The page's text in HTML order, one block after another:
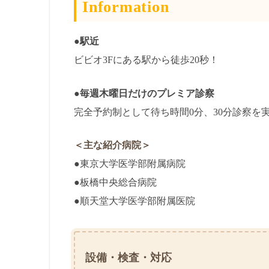
Information
●駅近
ビビオ3Fにある駅から徒歩20秒！
●毎週木曜日だけのプレミア診察
完全予約制として待ち時間0分、30分診察を
＜主な紹介病院＞
●東京大学医学部附属病院
●板橋中央総合病院
●順天堂大学医学部附属医院
設備・検査・対応